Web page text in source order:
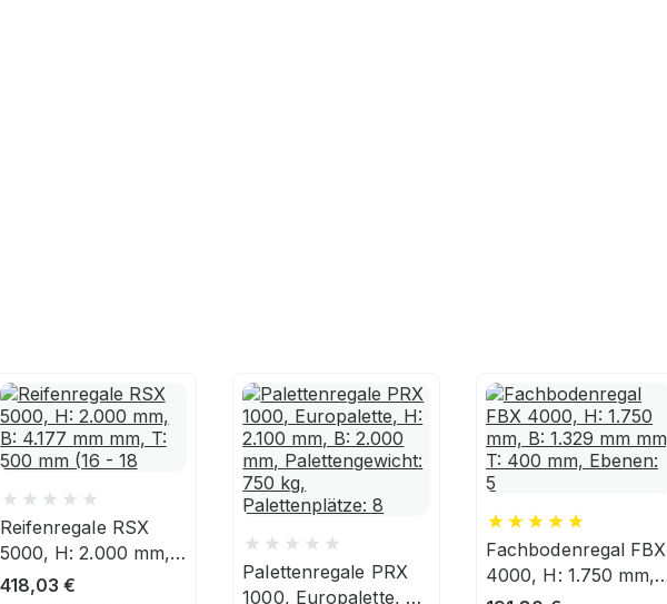
Reifenregale RSX
5000, H: 2.000 mm,
B: 4.177 mm mm, T:
418,03€
Palettenregale PRX
1000, Europalette, H:
Fachbodenregal FBX
4000, H: 1.750 mm,